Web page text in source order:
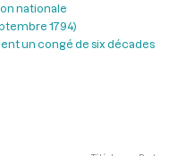
nationale
1794)
un congé de six décades